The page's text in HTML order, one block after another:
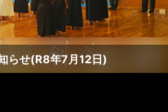
らせ(R8年7月12日)